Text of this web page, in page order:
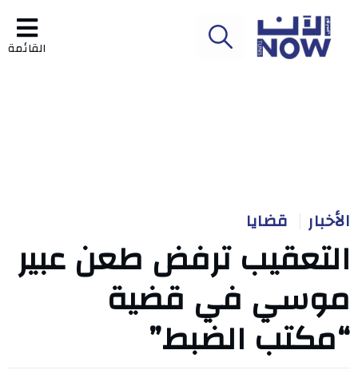
القائمة
الأخبار قضايا
التعقيب ترفض طعن عبير
موسي في قضية
“مكتب الضبط”